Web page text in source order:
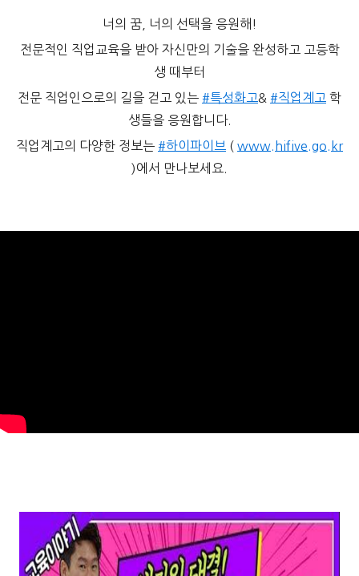
너의 꿈, 너의 선택을 응원해!
전문적인 직업교육을 받아 자신만의 기술을 완성하고 고등학
생 때부터
전문 직업인으로의 길을 걷고 있는 #특성화고& #직업계고 학
생들을 응원합니다.
직업계고의 다양한 정보는 #하이파이브 ( www.hifive.go.kr
)에서 만나보세요.